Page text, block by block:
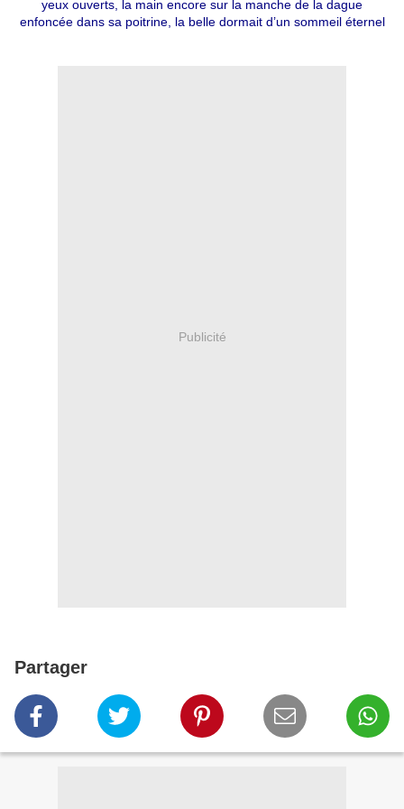
yeux ouverts, la main encore sur la manche de la dague
enfoncée dans sa poitrine, la belle dormait d’un sommeil éternel
Publicité
Partager